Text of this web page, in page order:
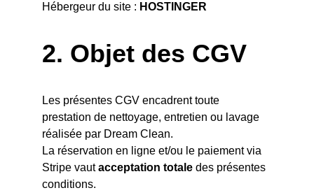
Hébergeur du site : HOSTINGER
2. Objet des CGV
Les présentes CGV encadrent toute
prestation de nettoyage, entretien ou lavage
réalisée par Dream Clean.
La réservation en ligne et/ou le paiement via
Stripe vaut acceptation totale des présentes
conditions.